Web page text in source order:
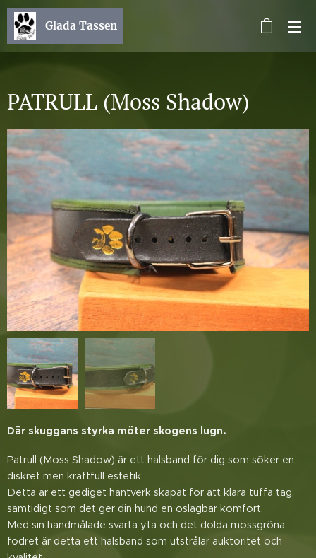
Glada Tassen
PATRULL (Moss Shadow)
Där skuggans styrka möter skogens lugn.
Patrull (Moss Shadow) är ett halsband för dig som söker en
diskret men kraftfull estetik.
Detta är ett gediget hantverk skapat för att klara tuffa tag,
samtidigt som det ger din hund en oslagbar komfort.
Med sin handmålade svarta yta och det dolda mossgröna
fodret är detta ett halsband som utstrålar auktoritet och